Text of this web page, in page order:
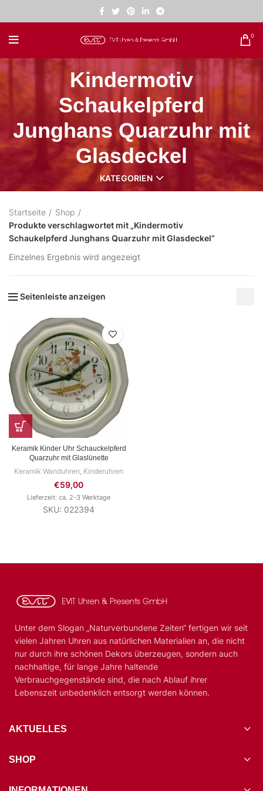
0
Kindermotiv
Schaukelpferd
Junghans Quarzuhr mit
Glasdeckel
KATEGORIEN
Startseite
Shop
Produkte verschlagwortet mit „Kindermotiv
Schaukelpferd Junghans Quarzuhr mit Glasdeckel“
Einzelnes Ergebnis wird angezeigt
Seitenleiste anzeigen
Keramik Kinder Uhr Schauckelpferd
Quarzuhr mit Glaslünette
Keramik Wanduhren, Kinderuhren
€59,00
Lieferzeit: ca. 2-3 Werktage
SKU: 022394
Unter dem Slogan „Naturverbundene Zeiten“ fertigen wir seit
vielen Jahren Uhren aus natürlichen Materialien an, die nicht
nur durch ihre schönen Dekors überzeugen, sondern auch
nachhaltige, für lange Jahre haltende
Verbrauchgegenstände sind, die nach Ablauf ihrer
Lebenszeit unbedenklich entsorgt werden können.
AKTUELLES
SHOP